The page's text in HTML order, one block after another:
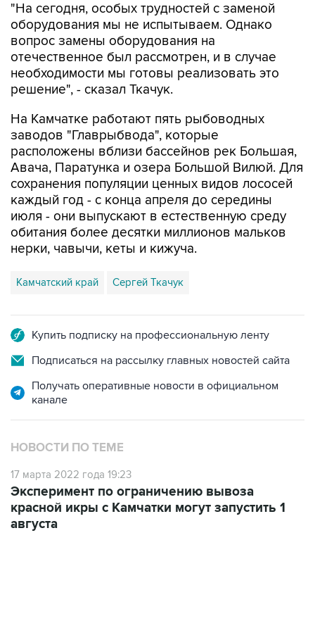
"На сегодня, особых трудностей с заменой
оборудования мы не испытываем. Однако
вопрос замены оборудования на
отечественное был рассмотрен, и в случае
необходимости мы готовы реализовать это
решение", - сказал Ткачук.
На Камчатке работают пять рыбоводных
заводов "Главрыбвода", которые
расположены вблизи бассейнов рек Большая,
Авача, Паратунка и озера Большой Вилюй. Для
сохранения популяции ценных видов лососей
каждый год - с конца апреля до середины
июля - они выпускают в естественную среду
обитания более десятки миллионов мальков
нерки, чавычи, кеты и кижуча.
Камчатский край Сергей Ткачук
Купить подписку на профессиональную ленту
Подписаться на рассылку главных новостей сайта
Получать оперативные новости в официальном
канале
НОВОСТИ ПО ТЕМЕ
17 марта 2022 года 19:23
Эксперимент по ограничению вывоза
красной икры с Камчатки могут запустить 1
августа